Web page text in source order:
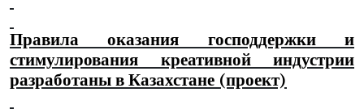
Правила оказания господдержки и
стимулирования креативной индустрии
разработаны в Казахстане (проект)